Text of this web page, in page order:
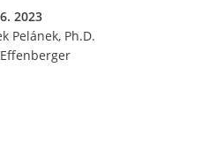
2023
Pelánek, Ph.D.